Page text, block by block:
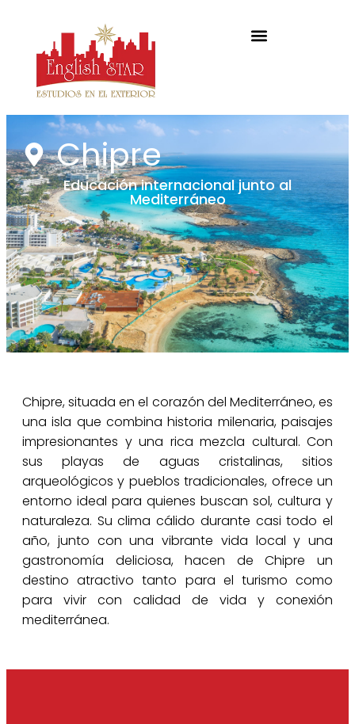
Chipre
Educación internacional junto al
Mediterráneo
Chipre, situada en el corazón del Mediterráneo, es
una isla que combina historia milenaria, paisajes
impresionantes y una rica mezcla cultural. Con
sus playas de aguas cristalinas, sitios
arqueológicos y pueblos tradicionales, ofrece un
entorno ideal para quienes buscan sol, cultura y
naturaleza. Su clima cálido durante casi todo el
año, junto con una vibrante vida local y una
gastronomía deliciosa, hacen de Chipre un
destino atractivo tanto para el turismo como
para vivir con calidad de vida y conexión
mediterránea.